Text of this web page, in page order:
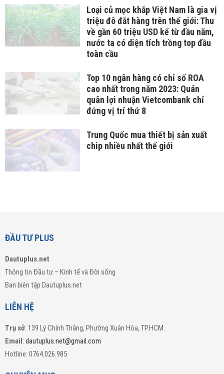
Loại củ mọc khắp Việt Nam là gia vị
triệu đô đắt hàng trên thế giới: Thu
về gần 60 triệu USD kể từ đầu năm,
nước ta có diện tích trồng top đầu
toàn cầu
Top 10 ngân hàng có chỉ số ROA
cao nhất trong năm 2023: Quán
quân lợi nhuận Vietcombank chỉ
đứng vị trí thứ 8
Trung Quốc mua thiết bị sản xuất
chip nhiều nhất thế giới
ĐẦU TƯ PLUS
Dautuplus.net
Thông tin Đầu tư – Kinh tế và Đời sống
Ban biên tập Dautuplus.net
LIÊN HỆ
Trụ sở: 139 Lý Chính Thắng, Phường Xuân Hòa, TP.HCM.
Email: dautuplus.net@gmail.com
Hotline: 0764.026.985